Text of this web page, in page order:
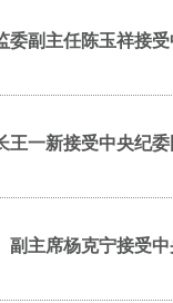
委副主任陈玉祥接
王一新接受中央纪
副主席杨克宁接受